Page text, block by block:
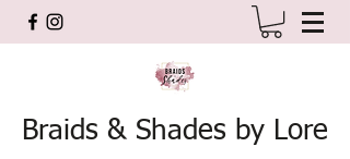
Braids & Shades by Lore